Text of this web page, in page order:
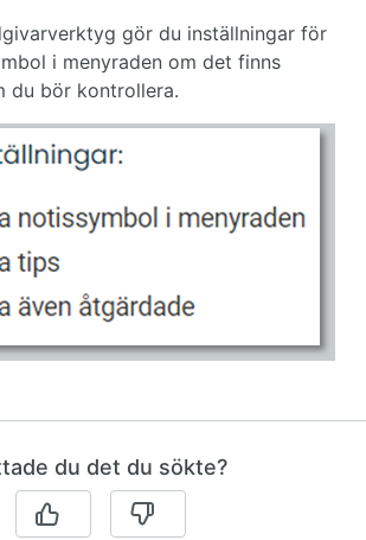
gör du inställningar för
i menyraden om det finns
du bör kontrollera.
du det du sökte?